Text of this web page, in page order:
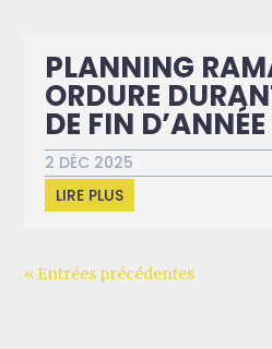
PLANNING
ORDURE
DE FIN
2 DÉC 2025
LIRE PLUS
« Entrées précédentes